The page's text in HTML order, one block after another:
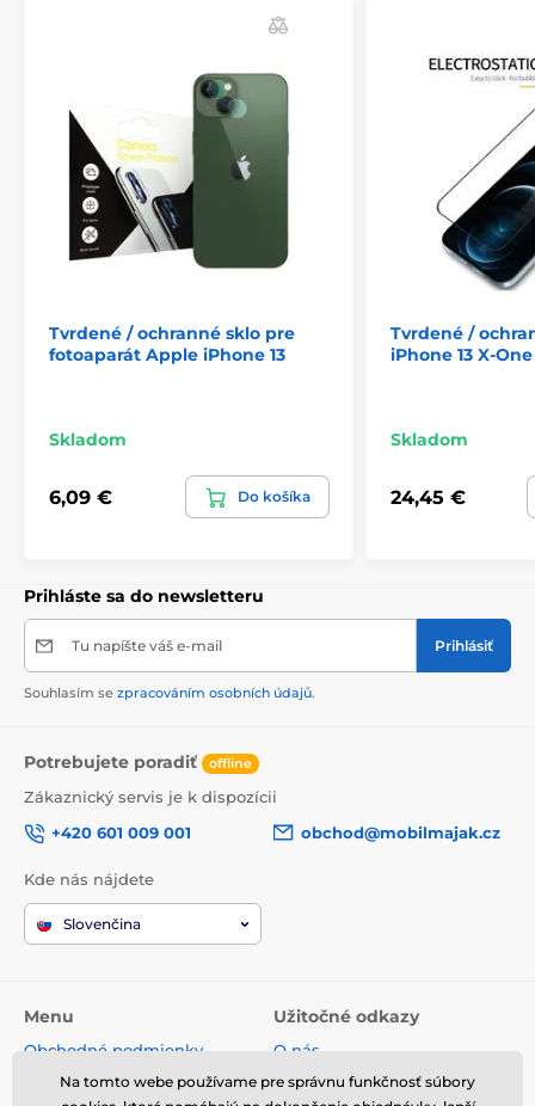
Fólia z tvrdeného skla je oveľa odolnejšia proti
zaoblené - bezpečnosť zaručená.
Index tvrdosti: 9H
Hrúbka: 0,3 mm
Produkt je zaradený v kategóriách
iPhone 13 Pro iPhone 13
Tvrdené / ochranné sklo pre
fotoaparát Apple iPhone 13
Skladom
6,09 € Do košíka
Tvrdené /
iPhone 13 X-One
Skladom
24,45 €
Prihláste sa do newsletteru
Tu napíšte váš e-mail Prihlásiť
Souhlasím se zpracováním osobních údajů.
Potrebujete poradiť offline
Zákaznický servis je k dispozícii
+420 601 009 001
obchod@mobilmajak.cz
Kde nás nájdete
Slovenčina
Menu
Obchodné podmienky
Reklamácie
Užitočné odkazy
O nás
Servis
Na tomto webe používame pre správnu funkčnosť súbory